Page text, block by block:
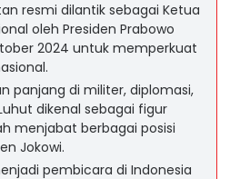
resmi dilantik sebagai Ketua
oleh Presiden Prabowo
2024 untuk memperkuat
panjang di militer, diplomasi,
dikenal sebagai figur
menjabat berbagai posisi
Jokowi.
pembicara di Indonesia